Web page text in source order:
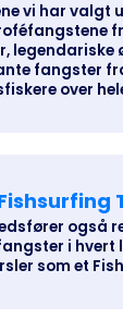
vi har valgt
legendariske
fangster
over
også
i hvert
som et